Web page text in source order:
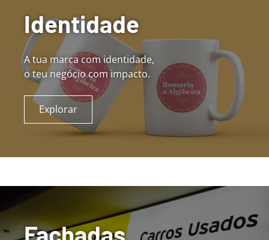
Identidade
A tua marca com identidade,
o teu negócio com impacto.
Explorar
Fachadas